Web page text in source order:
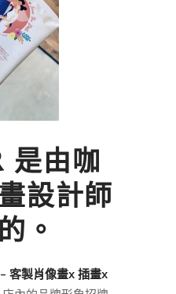
是由咖
設計師
。
客製肖像畫x 插畫x